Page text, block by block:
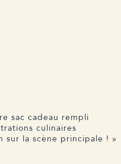
sac cadeau rempli
culinaires
sur la scène principale ! »